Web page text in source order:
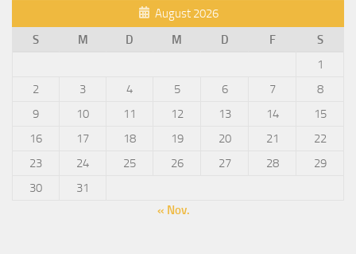
August 2026
S
M D M D F
S
1
2
3 4 5 6 7
8
9
10 11 12 13 14
15
16
17 18 19 20 21
22
23
24 25 26 27 28
29
30
31
« Nov.